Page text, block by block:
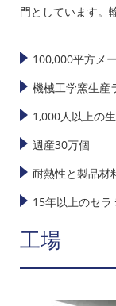
門としています。
す。100,000平方メ
機械工学窯生産
1,000人以上の
び設計者
週産30万個
耐熱性と製品材
15年以上のセラ
工場